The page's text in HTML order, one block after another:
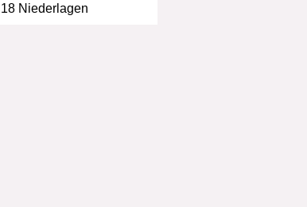
18 Niederlagen